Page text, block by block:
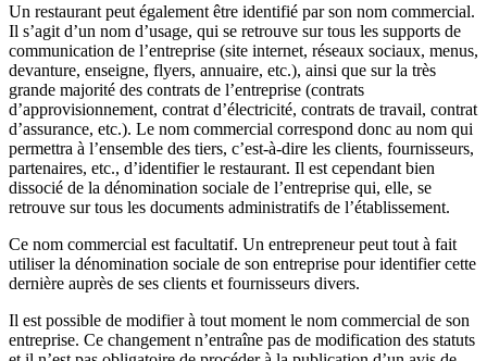
Un restaurant peut également être identifié par son nom commercial.
Il s’agit d’un nom d’usage, qui se retrouve sur tous les supports de
communication de l’entreprise (site internet, réseaux sociaux, menus,
devanture, enseigne, flyers, annuaire, etc.), ainsi que sur la très
grande majorité des contrats de l’entreprise (contrats
d’approvisionnement, contrat d’électricité, contrats de travail, contrat
d’assurance, etc.). Le nom commercial correspond donc au nom qui
permettra à l’ensemble des tiers, c’est-à-dire les clients, fournisseurs,
partenaires, etc., d’identifier le restaurant. Il est cependant bien
dissocié de la dénomination sociale de l’entreprise qui, elle, se
retrouve sur tous les documents administratifs de l’établissement.
Ce nom commercial est facultatif. Un entrepreneur peut tout à fait
utiliser la dénomination sociale de son entreprise pour identifier cette
dernière auprès de ses clients et fournisseurs divers.
Il est possible de modifier à tout moment le nom commercial de son
entreprise. Ce changement n’entraîne pas de modification des statuts